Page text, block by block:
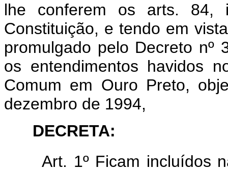
lhe conferem os arts.
Constituição, e tendo em
promulgado pelo Decreto
os entendimentos havidos
Comum em Ouro Preto,
dezembro de 1994,
DECRETA:
Art. 1º Ficam incluídos